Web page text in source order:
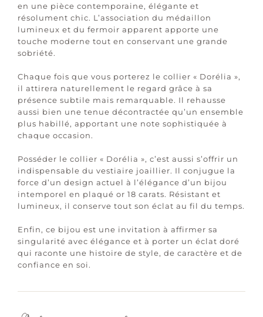
en une pièce contemporaine, élégante et
résolument chic. L’association du médaillon
lumineux et du fermoir apparent apporte une
touche moderne tout en conservant une grande
sobriété.
Chaque fois que vous porterez le collier « Dorélia »,
il attirera naturellement le regard grâce à sa
présence subtile mais remarquable. Il rehausse
aussi bien une tenue décontractée qu’un ensemble
plus habillé, apportant une note sophistiquée à
chaque occasion.
Posséder le collier « Dorélia », c’est aussi s’offrir un
indispensable du vestiaire joaillier. Il conjugue la
force d’un design actuel à l’élégance d’un bijou
intemporel en plaqué or 18 carats. Résistant et
lumineux, il conserve tout son éclat au fil du temps.
Enfin, ce bijou est une invitation à affirmer sa
singularité avec élégance et à porter un éclat doré
qui raconte une histoire de style, de caractère et de
confiance en soi.